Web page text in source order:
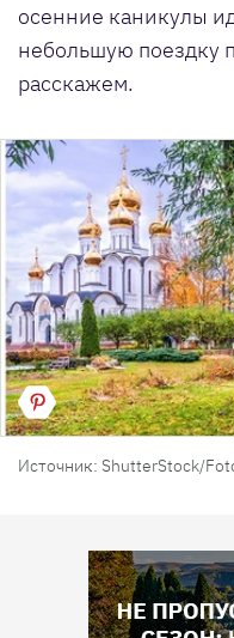
осенние каникулы
небольшую поездку
расскажем.
Источник: ShutterStock/